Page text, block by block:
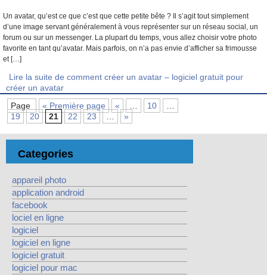
Un avatar, qu’est ce que c’est que cette petite bête ? Il s’agit tout simplement
d’une image servant généralement à vous représenter sur un réseau social, un
forum ou sur un messenger. La plupart du temps, vous allez choisir votre photo
favorite en tant qu’avatar. Mais parfois, on n’a pas envie d’afficher sa frimousse
et […]
Lire la suite de comment créer un avatar – logiciel gratuit pour
créer un avatar
Page
« Première page « 10
19
20 21 22 23 »
Categories
appareil photo
application android
facebook
lociel en ligne
logiciel
logiciel en ligne
logiciel gratuit
logiciel pour mac